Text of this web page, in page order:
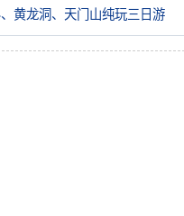
黄龙洞、天门山纯玩三日游